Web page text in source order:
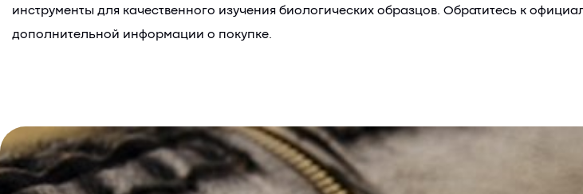
инструменты для качественного изучения биологических образцов. Обратитесь к
дополнительной информации о покупке.